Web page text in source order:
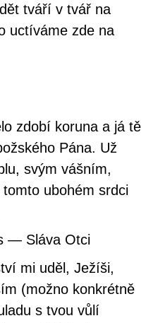
tváří v tvář na
uctíváme zde na
zdobí koruna a já tě
Pána. Už
svým vášním,
ubohém srdci
— Sláva Otci
mi uděl, Ježíši,
(možno konkrétně
s tvou vůlí